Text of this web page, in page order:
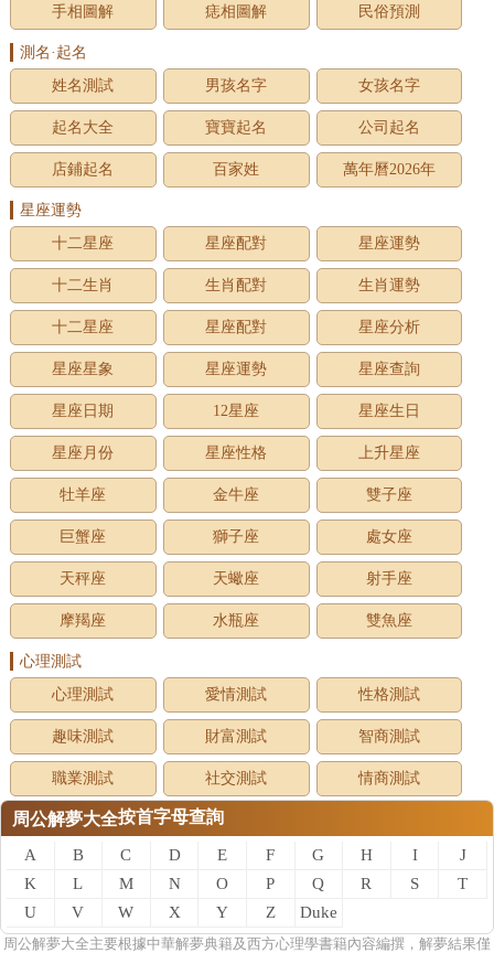
手相圖解 痣相圖解 民俗預測
測名·起名
姓名測試
男孩名字 女孩名字
起名大全 寶寶起名 公司起名
店鋪起名 百家姓 萬年曆2026年
星座運勢
十二星座
星座配對 星座運勢
十二生肖 生肖配對 生肖運勢
十二星座 星座配對 星座分析
星座星象 星座運勢 星座查詢
星座日期 12星座 星座生日
星座月份 星座性格 上升星座
牡羊座 金牛座 雙子座
巨蟹座 獅子座 處女座
天秤座 天蠍座 射手座
摩羯座 水瓶座 雙魚座
心理測試
心理測試
愛情測試 性格測試
趣味測試 財富測試 智商測試
職業測試 社交測試 情商測試
周公解夢大全按首字母查詢
A B C D E F G H I
J
K
L M N O P Q R S
T
U
V W X Y Z
Duke
of
周公解夢大全主要根據中華解夢典籍及西方心理學書籍內容編撰，解夢結果僅